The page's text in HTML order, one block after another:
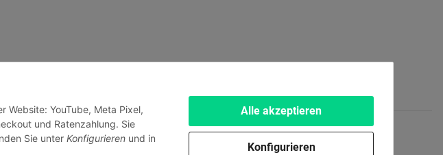
Alle akzeptieren
Konfigurieren
Website: YouTube, Meta Pixel,
und Ratenzahlung. Sie
Sie unter Konfigurieren und in